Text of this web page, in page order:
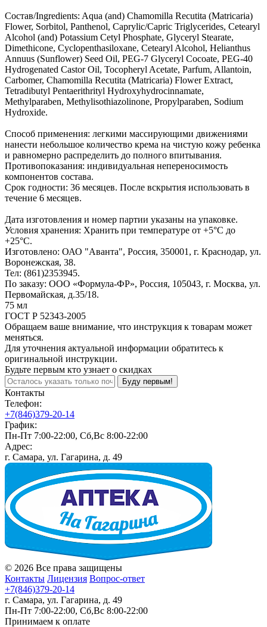
Состав/Ingredients: Aqua (and) Chamomilla Recutita (Matricaria)
Flower, Sorbitol, Panthenol, Сaprylic/Capric Triglycerides, Cetearyl
Alcohol (and) Potassium Cetyl Phosphate, Glyceryl Stearate,
Dimethicone, Cyclopenthasiloxane, Cetearyl Alcohol, Helianthus
Annuus (Sunflower) Seed Oil, PEG-7 Glyceryl Cocoate, PEG-40
Hydrogenated Castor Oil, Tocopheryl Acetate, Parfum, Allantoin,
Carbomer, Chamomilla Recutita (Matricaria) Flower Extract,
Tetradibutyl Pentaerithrityl Hydroxyhydrocinnamate,
Methylparaben, Methylisothiazolinone, Propylparaben, Sodium
Hydroxide.
Способ применения: легкими массирующими движениями
нанести небольшое количество крема на чистую кожу ребенка
и равномерно распределить до полного впитывания.
Противопоказания: индивидуальная непереносимость
компонентов состава.
Срок годности: 36 месяцев. После вскрытия использовать в
течение 6 месяцев.
Дата изготовления и номер партии указаны на упаковке.
Условия хранения: Хранить при температуре от +5°С до
+25°С.
Изготовлено: ОАО "Аванта", Россия, 350001, г. Краснодар, ул.
Воронежская, 38.
Тел: (861)2353945.
По заказу: ООО «Формула-ФР», Россия, 105043, г. Москва, ул.
Первомайская, д.35/18.
75 мл
ГОСТ Р 52343-2005
Обращаем ваше внимание, что инструкция к товарам может
меняться.
Для уточнения актуальной информации обратитесь к
оригинальной инструкции.
Будьте первым кто узнает о скидках
Буду первым!
Контакты
Телефон:
+7(846)379-20-14
График:
Пн-Пт 7:00-22:00, Сб,Вс 8:00-22:00
Адрес:
г. Самара, ул. Гагарина, д. 49
© 2026 Все права защищены
Контакты Лицензия Вопрос-ответ
+7(846)379-20-14
г. Самара, ул. Гагарина, д. 49
Пн-Пт 7:00-22:00, Сб,Вс 8:00-22:00
Принимаем к оплате